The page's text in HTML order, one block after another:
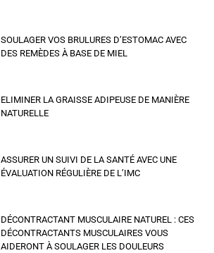
SOULAGER VOS BRULURES D’ESTOMAC AVEC
DES REMÈDES À BASE DE MIEL
ELIMINER LA GRAISSE ADIPEUSE DE MANIÈRE
NATURELLE
ASSURER UN SUIVI DE LA SANTÉ AVEC UNE
ÉVALUATION RÉGULIÈRE DE L’IMC
DÉCONTRACTANT MUSCULAIRE NATUREL : CES
DÉCONTRACTANTS MUSCULAIRES VOUS
AIDERONT À SOULAGER LES DOULEURS